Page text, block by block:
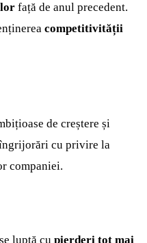
față de anul precedent.
competitivității
de creștere și
cu privire la
companiei.
luptă cu pierderi tot mai